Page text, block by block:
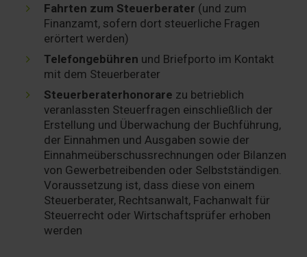
Fahrten zum Steuerberater (und zum
Finanzamt, sofern dort steuerliche Fragen
erörtert werden)
Telefongebühren und Briefporto im Kontakt
mit dem Steuerberater
Steuerberaterhonorare zu betrieblich
veranlassten Steuerfragen einschließlich der
Erstellung und Überwachung der Buchführung,
der Einnahmen und Ausgaben sowie der
Einnahmeüberschussrechnungen oder Bilanzen
von Gewerbetreibenden oder Selbstständigen.
Voraussetzung ist, dass diese von einem
Steuerberater, Rechtsanwalt, Fachanwalt für
Steuerrecht oder Wirtschaftsprüfer erhoben
werden